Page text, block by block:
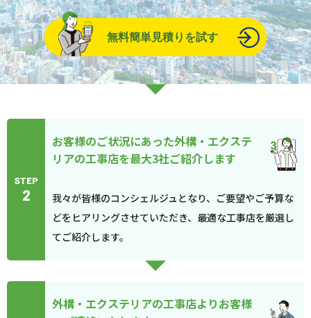
無料簡単見積りを試す
STEP
2
お客様のご状況にあった外構・エクステ
リアの工事店を最大3社ご紹介します
我々が皆様のコンシェルジュとなり、ご要望やご予算な
どをヒアリングさせていただき、最適な工事店を厳選し
てご紹介します。
外構・エクステリアの工事店よりお客様